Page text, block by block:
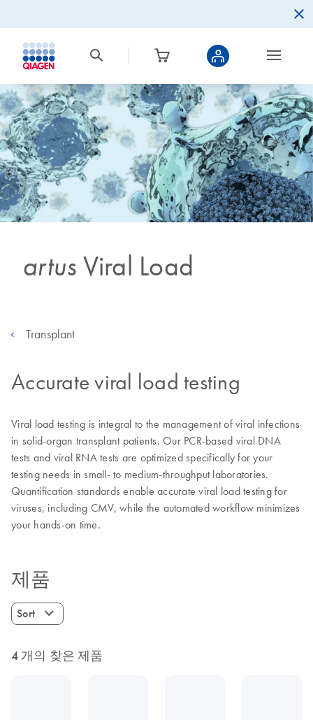
artus Viral Load
Transplant
Accurate viral load testing
Viral load testing is integral to the management of viral infections
in solid-organ transplant patients. Our PCR-based viral DNA
tests and viral RNA tests are optimized specifically for your
testing needs in small- to medium-throughput laboratories.
Quantification standards enable accurate viral load testing for
viruses, including CMV, while the automated workflow minimizes
your hands-on time.
제품
Sort
4 개의 찾은 제품